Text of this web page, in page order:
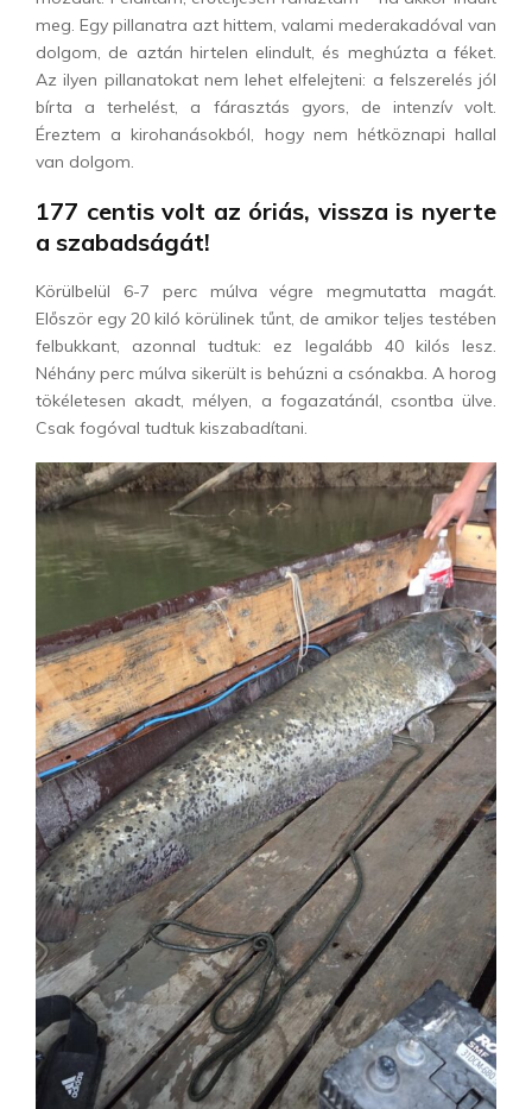
meg. Egy pillanatra azt hittem, valami mederakadóval van
dolgom, de aztán hirtelen elindult, és meghúzta a féket.
Az ilyen pillanatokat nem lehet elfelejteni: a felszerelés jól
bírta a terhelést, a fárasztás gyors, de intenzív volt.
Éreztem a kirohanásokból, hogy nem hétköznapi hallal
van dolgom.
177 centis volt az óriás, vissza is nyerte
a szabadságát!
Körülbelül 6-7 perc múlva végre megmutatta magát.
Először egy 20 kiló körülinek tűnt, de amikor teljes testében
felbukkant, azonnal tudtuk: ez legalább 40 kilós lesz.
Néhány perc múlva sikerült is behúzni a csónakba. A horog
tökéletesen akadt, mélyen, a fogazatánál, csontba ülve.
Csak fogóval tudtuk kiszabadítani.